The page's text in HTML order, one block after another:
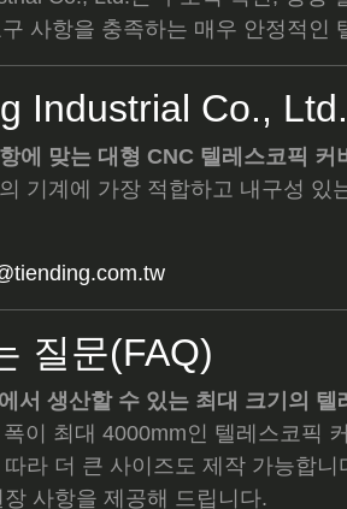
사항을 충족하는 매우 안정적인
Industrial Co.,
에 맞는 대형 CNC 텔레스코픽 커
기계에 가장 적합하고 내구성 있
질문(FAQ)
서 생산할 수 있는 최대 크기의 텔
이 최대 4000mm인 텔레스코픽
따라 더 큰 사이즈도 제작 가능합
사항을 제공해 드립니다.